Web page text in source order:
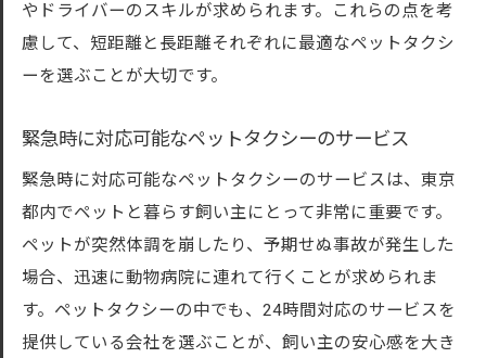
やドライバーのスキルが求められます。これらの点を考
慮して、短距離と長距離それぞれに最適なペットタクシ
ーを選ぶことが大切です。
緊急時に対応可能なペットタクシーのサービス
緊急時に対応可能なペットタクシーのサービスは、東京
都内でペットと暮らす飼い主にとって非常に重要です。
ペットが突然体調を崩したり、予期せぬ事故が発生した
場合、迅速に動物病院に連れて行くことが求められま
す。ペットタクシーの中でも、24時間対応のサービスを
提供している会社を選ぶことが、飼い主の安心感を大き